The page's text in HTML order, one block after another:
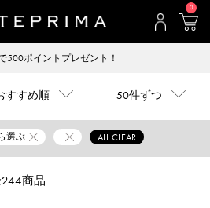
0
500ポイントプレゼント！
すすめ順 50件ずつ
選ぶ ALL CLEAR
商品